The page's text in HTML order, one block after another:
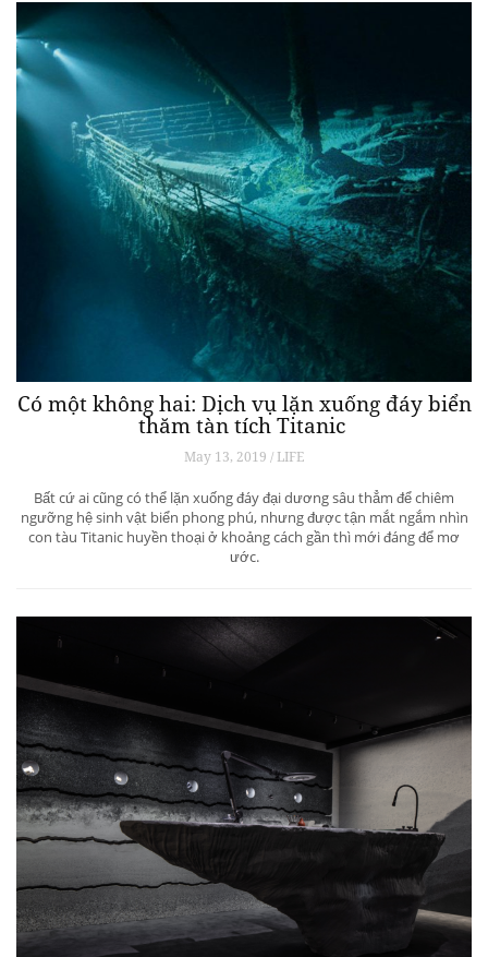
Có một không hai: Dịch vụ lặn xuống đáy biển
thăm tàn tích Titanic
May 13, 2019 / LIFE
Bất cứ ai cũng có thể lặn xuống đáy đại dương sâu thẳm để chiêm
ngưỡng hệ sinh vật biển phong phú, nhưng được tận mắt ngắm nhìn
con tàu Titanic huyền thoại ở khoảng cách gần thì mới đáng để mơ
ước.